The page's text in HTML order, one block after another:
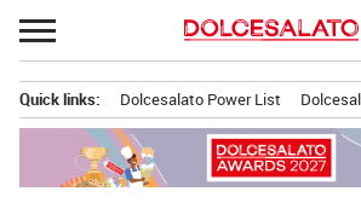
Passa
al
principale
Quick links: Dolcesalato Power List